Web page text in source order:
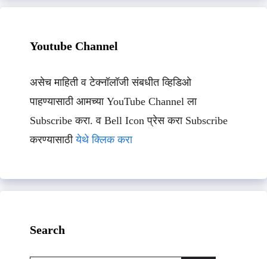
Youtube Channel
असेच माहिती व टेक्नॉलॉजी संबधीत व्हिडिओ
पाहण्यासाठी आमच्या YouTube Channel ला
Subscribe करा. व Bell Icon प्रेस करा Subscribe
करण्यासाठीयेथे क्लिक करा
Search